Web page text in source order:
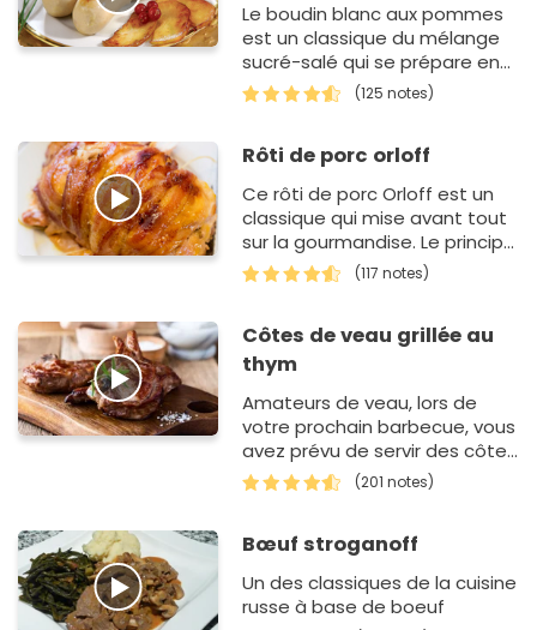
Le boudin blanc aux pommes
est un classique du mélange
sucré-salé qui se prépare en
un seul plat. On dispose des
lamelles de pommes Gold…
(125 notes)
Rôti de porc orloff
Ce rôti de porc Orloff est un
classique qui mise avant tout
sur la gourmandise. Le principe
est simple mais efficace : on
pré-cuit la viande avant de l…
(117 notes)
Côtes de veau grillée au
thym
Amateurs de veau, lors de
votre prochain barbecue, vous
avez prévu de servir des côtes
de veau. Dans un premier
temps, vous allez préparer…
(201 notes)
Bœuf stroganoff
Un des classiques de la cuisine
russe à base de boeuf